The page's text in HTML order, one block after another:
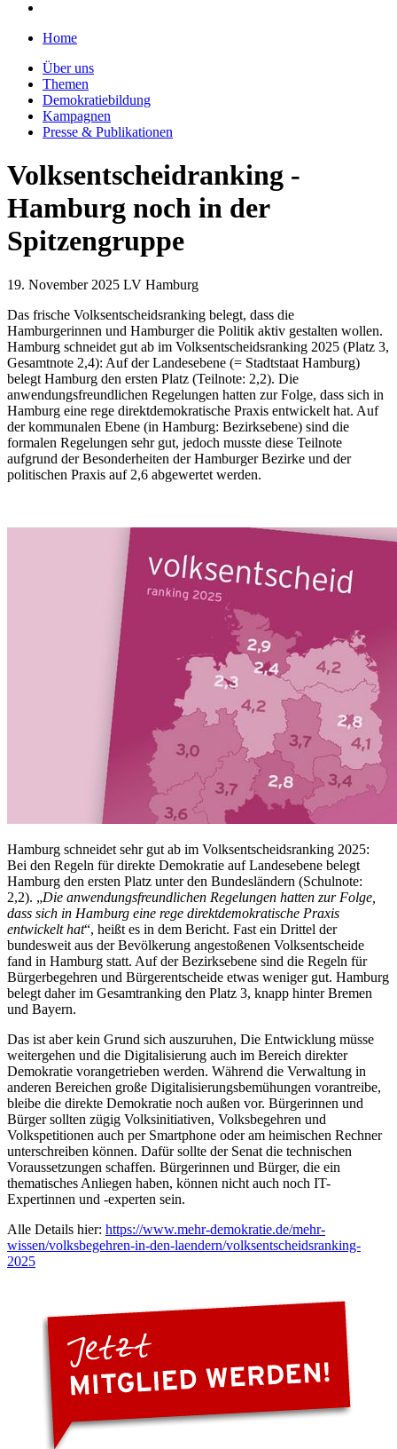
Home
Über uns
Themen
Demokratiebildung
Kampagnen
Presse & Publikationen
Volksentscheidranking -
Hamburg noch in der
Spitzengruppe
19. November 2025 LV Hamburg
Das frische Volksentscheidsranking belegt, dass die
Hamburgerinnen und Hamburger die Politik aktiv gestalten wollen.
Hamburg schneidet gut ab im Volksentscheidsranking 2025 (Platz 3,
Gesamtnote 2,4): Auf der Landesebene (= Stadtstaat Hamburg)
belegt Hamburg den ersten Platz (Teilnote: 2,2). Die
anwendungsfreundlichen Regelungen hatten zur Folge, dass sich in
Hamburg eine rege direktdemokratische Praxis entwickelt hat. Auf
der kommunalen Ebene (in Hamburg: Bezirksebene) sind die
formalen Regelungen sehr gut, jedoch musste diese Teilnote
aufgrund der Besonderheiten der Hamburger Bezirke und der
politischen Praxis auf 2,6 abgewertet werden.
Hamburg schneidet sehr gut ab im Volksentscheidsranking 2025:
Bei den Regeln für direkte Demokratie auf Landesebene belegt
Hamburg den ersten Platz unter den Bundesländern (Schulnote:
2,2). „Die anwendungsfreundlichen Regelungen hatten zur Folge,
dass sich in Hamburg eine rege direktdemokratische Praxis
entwickelt hat“, heißt es in dem Bericht. Fast ein Drittel der
bundesweit aus der Bevölkerung angestoßenen Volksentscheide
fand in Hamburg statt. Auf der Bezirksebene sind die Regeln für
Bürgerbegehren und Bürgerentscheide etwas weniger gut. Hamburg
belegt daher im Gesamtranking den Platz 3, knapp hinter Bremen
und Bayern.
Das ist aber kein Grund sich auszuruhen, Die Entwicklung müsse
weitergehen und die Digitalisierung auch im Bereich direkter
Demokratie vorangetrieben werden. Während die Verwaltung in
anderen Bereichen große Digitalisierungsbemühungen vorantreibe,
bleibe die direkte Demokratie noch außen vor. Bürgerinnen und
Bürger sollten zügig Volksinitiativen, Volksbegehren und
Volkspetitionen auch per Smartphone oder am heimischen Rechner
unterschreiben können. Dafür sollte der Senat die technischen
Voraussetzungen schaffen. Bürgerinnen und Bürger, die ein
thematisches Anliegen haben, können nicht auch noch IT-
Expertinnen und -experten sein.
Alle Details hier: https://www.mehr-demokratie.de/mehr-
wissen/volksbegehren-in-den-laendern/volksentscheidsranking-
2025